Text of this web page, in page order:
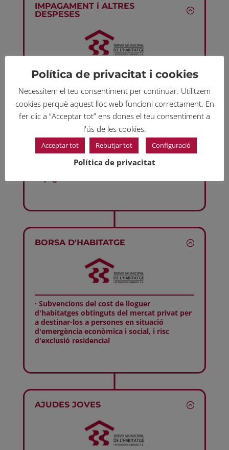
IMPAGAMENT i ALTRES
DESPESES
· Prestacions econòmiques d'especial
lloguer o quotes hipotecàries
· Prestacions per despeses de lloguer o
BORSA D'HABITATGE
· Subvencions del cost de lloguer
d'habitatges obtinguts del mercat privat per
a destinar-los a persones en situació
d'emergència econòmica i social, i risc
d'exclusió residencial
AJUDES JOVES
Política de privacitat i cookies
Necessitem el teu consentiment per continuar. Utilitzem
cookies perquè aquest lloc web funcioni correctament. En
fer clic a “Acceptar tot” ens dones el teu consentiment a
l'ús de les cookies.
Acceptar tot Rebutjar tot Configuració
Política de privacitat